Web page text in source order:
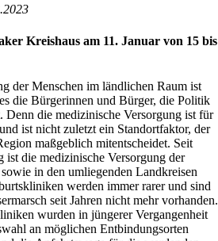
Kreishaus am 11. Januar von 15 bis
der Menschen im ländlichen Raum ist
die Bürgerinnen und Bürger, die Politik
Denn die medizinische Versorgung ist für
ist nicht zuletzt ein Standortfaktor, der
maßgeblich mitentscheidet. Seit
ist die medizinische Versorgung der
in den umliegenden Landkreisen
werden immer rarer und sind
seit Jahren nicht mehr vorhanden.
wurden in jüngerer Vergangenheit
an möglichen Entbindungsorten